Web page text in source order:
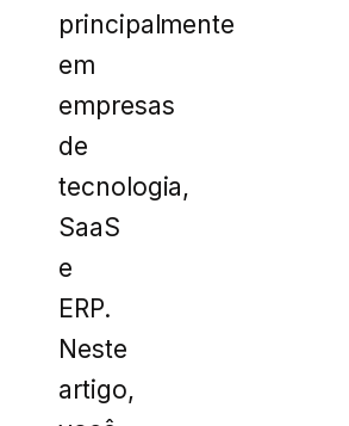
principalmente
em
empresas
de
tecnologia,
SaaS
e
ERP.
Neste
artigo,